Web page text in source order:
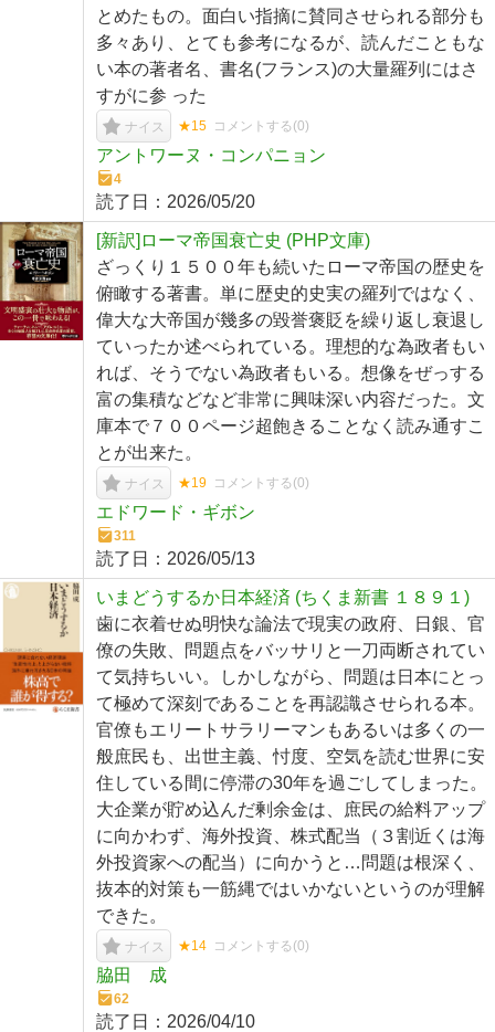
とめたもの。面白い指摘に賛同させられる部分も
多々あり、とても参考になるが、読んだこともな
い本の著者名、書名(フランス)の大量羅列にはさ
すがに参 った
ナイス ★15 コメントする(0)
アントワーヌ・コンパニョン
4
読了日： 2026/05/20
[新訳]ローマ帝国衰亡史 (PHP文庫)
ざっくり１５００年も続いたローマ帝国の歴史を
俯瞰する著書。単に歴史的史実の羅列ではなく、
偉大な大帝国が幾多の毀誉褒貶を繰り返し衰退し
ていったか述べられている。理想的な為政者もい
れば、そうでない為政者もいる。想像をぜっする
富の集積などなど非常に興味深い内容だった。文
庫本で７００ページ超飽きることなく読み通すこ
とが出来た。
ナイス ★19 コメントする(0)
エドワード・ギボン
311
読了日： 2026/05/13
いまどうするか日本経済 (ちくま新書 １８９１)
歯に衣着せぬ明快な論法で現実の政府、日銀、官
僚の失敗、問題点をバッサリと一刀両断されてい
て気持ちいい。しかしながら、問題は日本にとっ
て極めて深刻であることを再認識させられる本。
官僚もエリートサラリーマンもあるいは多くの一
般庶民も、出世主義、忖度、空気を読む世界に安
住している間に停滞の30年を過ごしてしまった。
大企業が貯め込んだ剰余金は、庶民の給料アップ
に向かわず、海外投資、株式配当（３割近くは海
外投資家への配当）に向かうと…問題は根深く、
抜本的対策も一筋縄ではいかないというのが理解
できた。
ナイス ★14 コメントする(0)
脇田 成
62
読了日： 2026/04/10